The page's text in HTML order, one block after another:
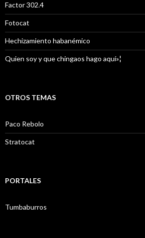
Factor 302.4
Fotocat
Hechizamiento habanémico
Quien soy y que chingaos hago aquí»¦
OTROS TEMAS
Paco Rebolo
Stratocat
PORTALES
Tumbaburros